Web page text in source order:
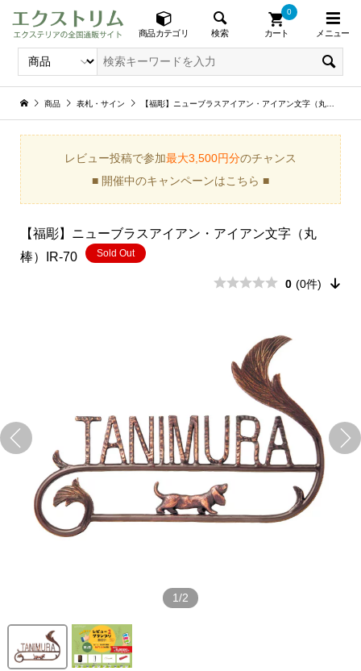
商品カテゴリ 検索 カート
0
メニュー
商品 表札・サイン 【福彫】ニューブラスアイアン・アイアン文字（丸棒）IR-70
レビュー投稿で参加最大3,500円分のチャンス
■ 開催中のキャンペーンはこちら ■
【福彫】ニューブラスアイアン・アイアン文字（丸
棒）IR-70
Sold Out
0 (0件)
1/2